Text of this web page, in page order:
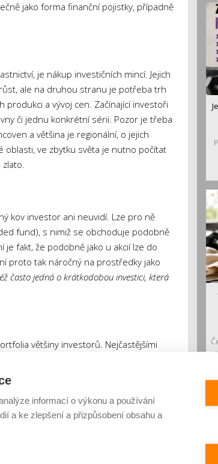
jako forma finanční pojistky, případně
je nákup investičních mincí. Jejich
ale na druhou stranu je potřeba trh
produkci a vývoj cen. Začínající investoři
či jednu konkrétní sérii. Pozor je třeba
a většina je regionální, o jejich
ve zbytku světa je nutno počítat
kov investor ani neuvidí. Lze pro ně
fund), s nimiž se obchoduje podobně
fakt, že podobně jako u akcií lze do
proto tak náročný na prostředky jako
často jedná o krátkodobou investici, která
většiny investorů. Nejčastějšími
ty rizikovější dokonce až kolem
konzervativní investici, která snižuje riziko
informací o výkonu a používání
a ke zlepšení a přizpůsobení obsahu a